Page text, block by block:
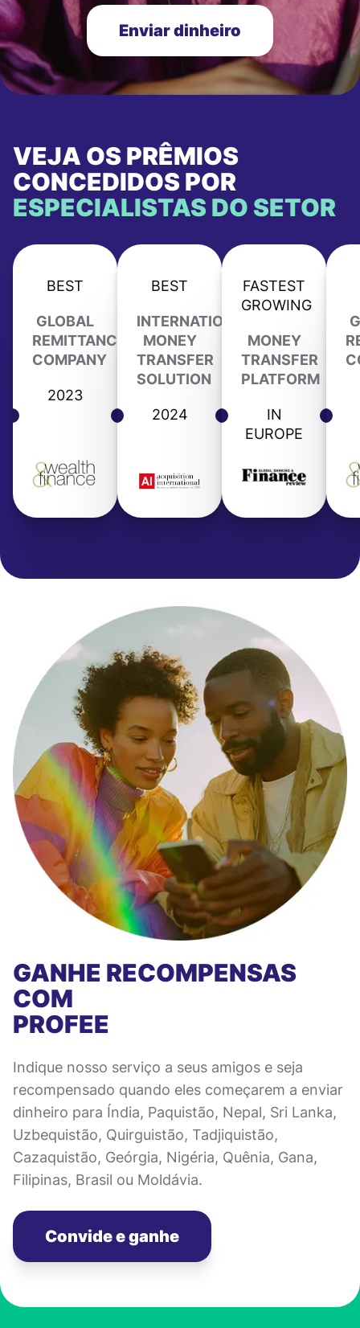
Enviar dinheiro
VEJA OS PRÊMIOS
CONCEDIDOS POR
ESPECIALISTAS DO SETOR
BEST
GLOBAL
REMITTANCE
COMPANY
2023
BEST
INTERNATIONAL
MONEY
TRANSFER
SOLUTION
2024
FASTEST
GROWING
MONEY
TRANSFER
PLATFORM
IN
EUROPE
GANHE RECOMPENSAS
COM
PROFEE
Indique nosso serviço a seus amigos e seja
recompensado quando eles começarem a enviar
dinheiro para Índia, Paquistão, Nepal, Sri Lanka,
Uzbequistão, Quirguistão, Tadjiquistão,
Cazaquistão, Geórgia, Nigéria, Quênia, Gana,
Filipinas, Brasil ou Moldávia.
Convide e ganhe